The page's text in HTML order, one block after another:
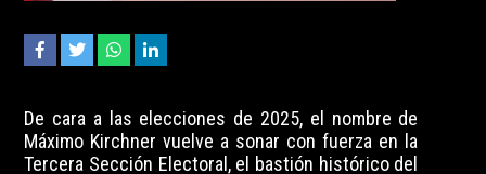
De cara a las elecciones de 2025, el nombre de
Máximo Kirchner vuelve a sonar con fuerza en la
Tercera Sección Electoral, el bastión histórico del